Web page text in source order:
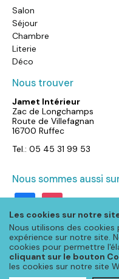
Les cookies sur notre
Nous utilisons des
expérience sur notre site.
cookies pour permettre
cliquant sur le bouton
les cookies sur notre site
Salon
Séjour
Chambre
Literie
Déco
Nous trouver
Jamet Intérieur
Zac de Longchamps
Route de Villefagnan
16700 Ruffec
Tel.: 05 45 31 99 53
Nous sommes aussi
facebookinstagram